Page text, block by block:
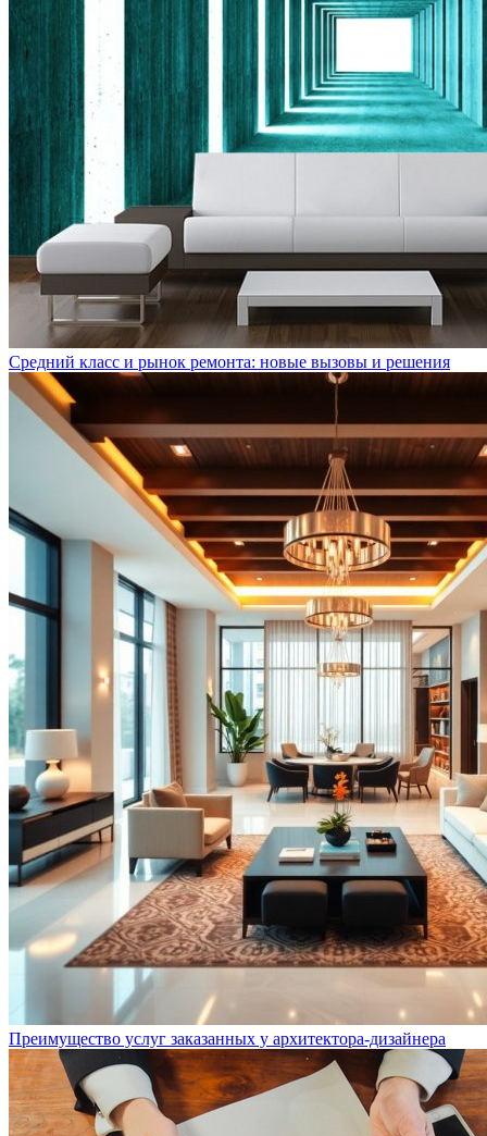
Средний класс и рынок ремонта: новые вызовы и решения
Преимущество услуг заказанных у архитектора-дизайнера